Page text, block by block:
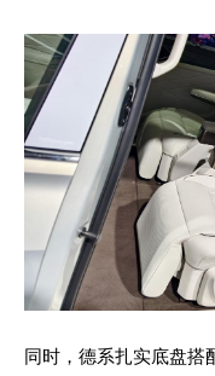
同时，德系扎实底盘搭